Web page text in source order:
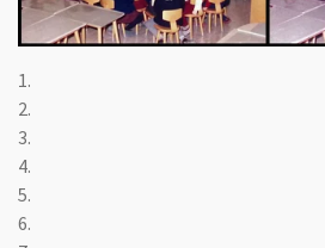
1.
2.
3.
4.
5.
6.